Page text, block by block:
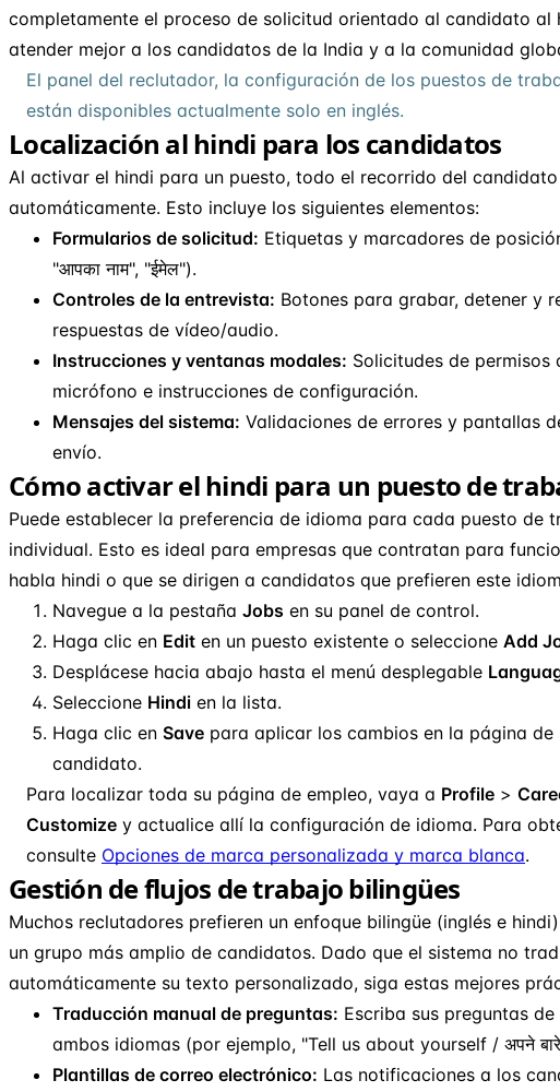
completamente el proceso de solicitud orientado al candidato al
atender mejor a los candidatos de la India y a la comunidad
El panel del reclutador, la configuración de los puestos de
están disponibles actualmente solo en inglés.
Localización al hindi para los candidatos
Al activar el hindi para un puesto, todo el recorrido del
automáticamente. Esto incluye los siguientes elementos:
Formularios de solicitud: Etiquetas y marcadores de
"आपका नाम", "ईमेल").
Controles de la entrevista: Botones para grabar, detener y
respuestas de vídeo/audio.
Instrucciones y ventanas modales: Solicitudes de permisos
micrófono e instrucciones de configuración.
Mensajes del sistema: Validaciones de errores y pantallas
envío.
Cómo activar el hindi para un puesto de
Puede establecer la preferencia de idioma para cada puesto de
individual. Esto es ideal para empresas que contratan para
habla hindi o que se dirigen a candidatos que prefieren este
Navegue a la pestaña Jobs en su panel de control.
Haga clic en Edit en un puesto existente o seleccione Add
Desplácese hacia abajo hasta el menú desplegable
Seleccione Hindi en la lista.
Haga clic en Save para aplicar los cambios en la página de
candidato.
Para localizar toda su página de empleo, vaya a Profile >
Customize y actualice allí la configuración de idioma. Para
consulte Opciones de marca personalizada y marca blanca.
Gestión de flujos de trabajo bilingües
Muchos reclutadores prefieren un enfoque bilingüe (inglés e
un grupo más amplio de candidatos. Dado que el sistema no
automáticamente su texto personalizado, siga estas mejores
Traducción manual de preguntas: Escriba sus preguntas
ambos idiomas (por ejemplo, "Tell us about yourself / अपने बारे
Plantillas de correo electrónico: Las notificaciones a los